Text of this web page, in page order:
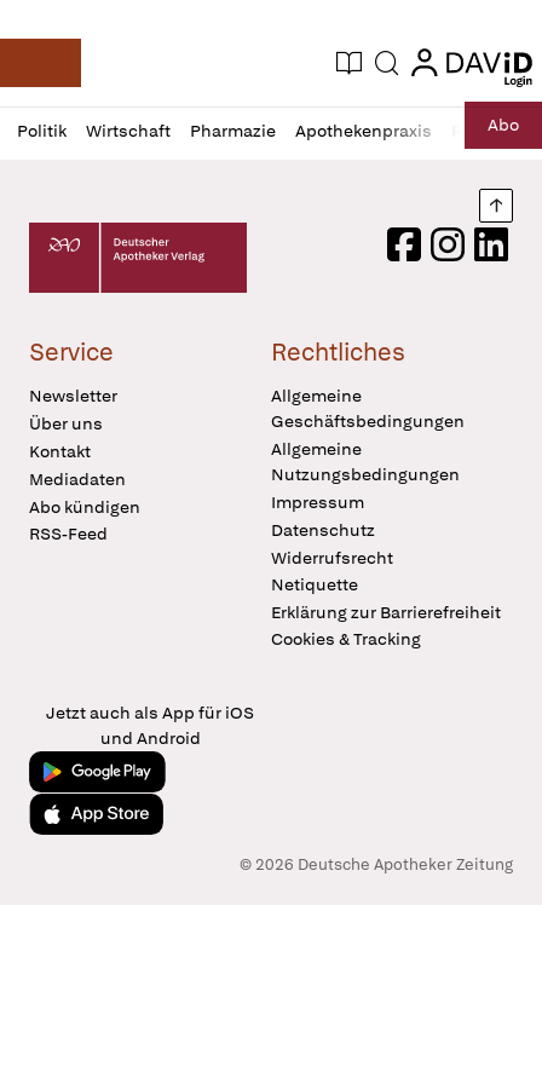
Deutsche Apotheker Zeitung
Aktuelle Ausgabe
Suche login
login
Politik Wirtschaft Pharmazie Apothekenpraxis RechtAbo
Profil
öffnen
Daz
Pur
Deutscher Apotheker Verlag Logo
FacebookInstagram
Service
Newsletter
Über uns
Kontakt
Mediadaten
Abo kündigen
RSS-Feed
Rechtliches
Allgemeine
Geschäftsbedingungen
Allgemeine
Nutzungsbedingungen
Impressum
Datenschutz
Widerrufsrecht
Netiquette
Erklärung zur Barrierefreiheit
Cookies & Tracking
Jetzt auch als App für iOS
und Android
Jetzt bei Google Play
Laden im App Store
© 2026 Deutsche Apotheker Zeitung